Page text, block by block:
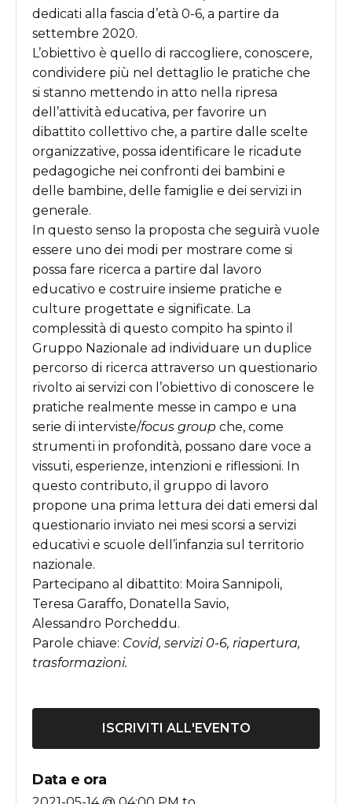
dedicati alla fascia d ’età 0-6, a partire da
settembre 2020.
L’obiettivo è quello di raccogliere, conoscere,
condividere più nel dettaglio le pratiche che
si stanno mettendo in atto nella ripresa
dell ’attività educativa, per favorire un
dibattito collettivo che, a partire dalle scelte
organizzative, possa identificare le ricadute
pedagogiche nei confronti dei bambini e
delle bambine, delle famiglie e dei servizi in
generale.
In questo senso la proposta che seguirà vuole
essere uno dei modi per mostrare come si
possa fare ricerca a partire dal lavoro
educativo e costruire insieme pratiche e
culture progettate e significate. La
complessità di questo compito ha spinto il
Gruppo Nazionale ad individuare un duplice
percorso di ricerca attraverso un questionario
rivolto ai servizi con l ’obiettivo di conoscere le
pratiche realmente messe in campo e una
serie di interviste/focus group che, come
strumenti in profondità, possano dare voce a
vissuti, esperienze, intenzioni e riflessioni. In
questo contributo, il gruppo di lavoro
propone una prima lettura dei dati emersi dal
questionario inviato nei mesi scorsi a servizi
educativi e scuole dell ’infanzia sul territorio
nazionale.
Partecipano al dibattito: Moira Sannipoli,
Teresa Garaffo, Donatella Savio,
Alessandro Porcheddu.
Parole chiave: Covid, servizi 0-6, riapertura,
trasformazioni.
ISCRIVITI ALL'EVENTO
Data e ora